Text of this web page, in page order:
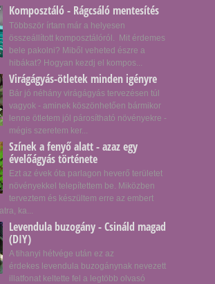
Komposztáló - Rágcsáló mentesítés
Többször írtam már a helyesen
összeállított komposztálóról. Mit érdemes
bele pakolni? Miből veheted észre a
hibákat? Hogyan kezdj el kompos...
Virágágyás-ötletek minden igényre
Bár jó néhány virágágyás tervezésen túl
vagyok - aminek köszönhetően bármikor
lenne ötletem jól párosítható növényekre -
mégis szeretem ker...
Színek a fenyő alatt - azaz egy
évelőágyás története
Ezt az évek óta parlagon heverő területet
növényekkel telepítettem be. Miközben
terveztem és készültem erre az embert
ka...
Levendula buzogány - Csináld magad
(DIY)
A tihanyi hétvége után ez az
érdekes levendula buzogánynak nevezett
illatfonat keltette fel a legtöbb olvasó